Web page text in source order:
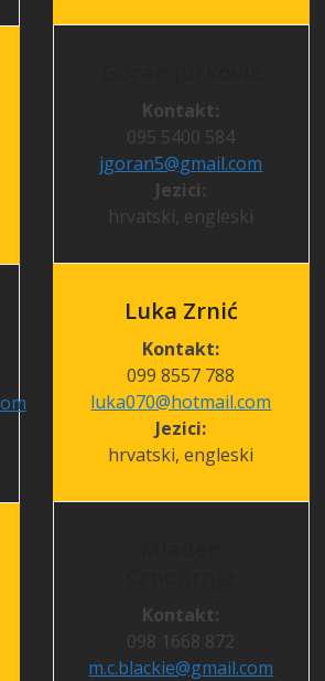
Kontakt:
095 5400 584
jgoran5@gmail.com
Jezici:
hrvatski, engleski
Luka Zrnić
Kontakt:
099 8557 788
luka070@hotmail.com
Jezici:
hrvatski, engleski
Kontakt:
098 1668 872
m.c.blackie@gmail.com